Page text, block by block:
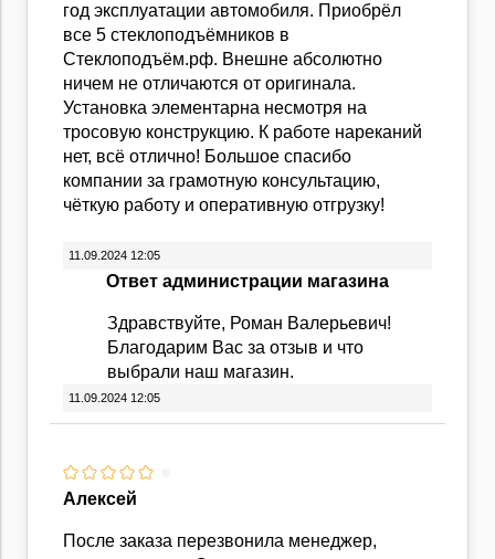
год эксплуатации автомобиля. Приобрёл
все 5 стеклоподъёмников в
Стеклоподъём.рф. Внешне абсолютно
ничем не отличаются от оригинала.
Установка элементарна несмотря на
тросовую конструкцию. К работе нареканий
нет, всё отлично! Большое спасибо
компании за грамотную консультацию,
чёткую работу и оперативную отгрузку!
11.09.2024 12:05
Ответ администрации магазина
Здравствуйте, Роман Валерьевич!
Благодарим Вас за отзыв и что
выбрали наш магазин.
11.09.2024 12:05
Алексей
После заказа перезвонила менеджер,